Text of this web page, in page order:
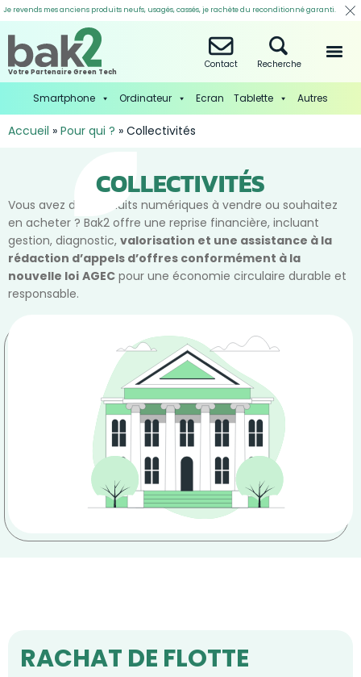
Je revends mes anciens produits neufs, usagés, cassés, je rachète du reconditionné garanti.
Votre Partenaire Green Tech
Contact Recherche
Smartphone Ordinateur Ecran Tablette Autres
Accueil » Pour qui ? » Collectivités
COLLECTIVITÉS
Vous avez des produits numériques à vendre ou souhaitez
en acheter ? Bak2 offre une reprise financière, incluant
gestion, diagnostic, valorisation et une assistance à la
rédaction d’appels d’offres conformément à la
nouvelle loi AGEC pour une économie circulaire durable et
responsable.
RACHAT DE FLOTTE